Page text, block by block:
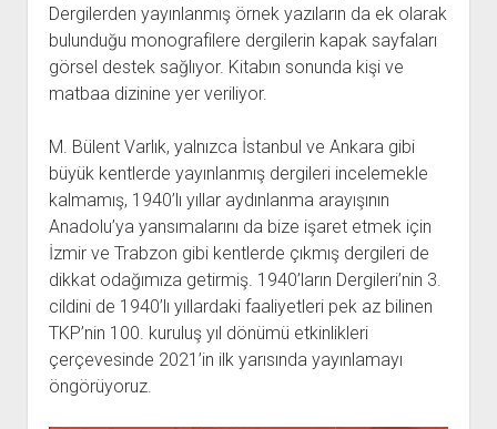
Dergilerden yayınlanmış örnek yazıların da ek olarak
bulunduğu monografilere dergilerin kapak sayfaları
görsel destek sağlıyor. Kitabın sonunda kişi ve
matbaa dizinine yer veriliyor.
M. Bülent Varlık, yalnızca İstanbul ve Ankara gibi
büyük kentlerde yayınlanmış dergileri incelemekle
kalmamış, 1940’lı yıllar aydınlanma arayışının
Anadolu’ya yansımalarını da bize işaret etmek için
İzmir ve Trabzon gibi kentlerde çıkmış dergileri de
dikkat odağımıza getirmiş. 1940’ların Dergileri’nin 3.
cildini de 1940’lı yıllardaki faaliyetleri pek az bilinen
TKP’nin 100. kuruluş yıl dönümü etkinlikleri
çerçevesinde 2021’in ilk yarısında yayınlamayı
öngörüyoruz.